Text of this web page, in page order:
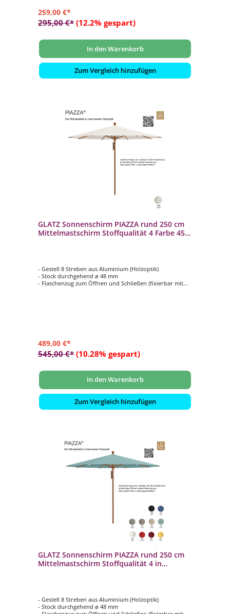
259,00 €*
295,00 €* (12.2% gespart)
In den Warenkorb
Zum Vergleich hinzufügen
GLATZ Sonnenschirm PIAZZA rund 250 cm
Mittelmastschirm Stoffqualität 4 Farbe 453
- Gestell 8 Streben aus Aluminium (Holzoptik)
- Stock durchgehend ø 48 mm
- Flaschenzug zum Öffnen und Schließen (fixierbar mit
489,00 €*
545,00 €* (10.28% gespart)
In den Warenkorb
Zum Vergleich hinzufügen
GLATZ Sonnenschirm PIAZZA rund 250 cm
Mittelmastschirm Stoffqualität 4 in
- Gestell 8 Streben aus Aluminium (Holzoptik)
- Stock durchgehend ø 48 mm